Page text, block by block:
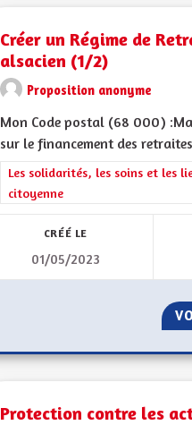
Créer un Régime de
alsacien (1/2)
Proposition anonyme
Mon Code postal (68 000)
sur le financement des
Filtrer les résultats de la
Les solidarités, les soins et les
citoyenne
CRÉÉ LE
01/05/2023
Protection contre les